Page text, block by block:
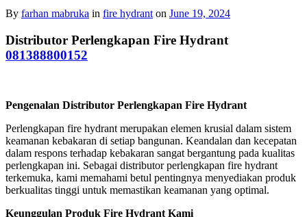
By farhan mabruka in fire hydrant on June 19, 2024
Distributor Perlengkapan Fire Hydrant
081388800152
Pengenalan Distributor Perlengkapan Fire Hydrant
Perlengkapan fire hydrant merupakan elemen krusial dalam sistem
keamanan kebakaran di setiap bangunan. Keandalan dan kecepatan
dalam respons terhadap kebakaran sangat bergantung pada kualitas
perlengkapan ini. Sebagai distributor perlengkapan fire hydrant
terkemuka, kami memahami betul pentingnya menyediakan produk
berkualitas tinggi untuk memastikan keamanan yang optimal.
Keunggulan Produk Fire Hydrant Kami